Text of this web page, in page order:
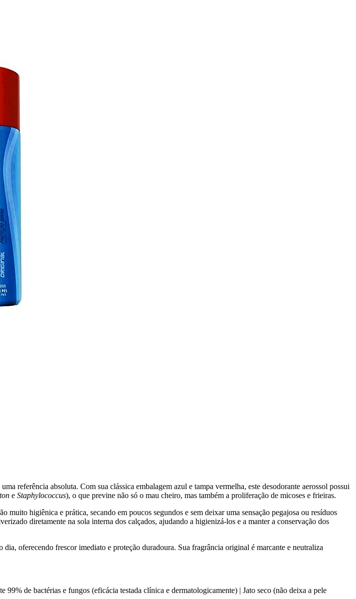
referência absoluta. Com sua clássica embalagem azul e tampa vermelha, este desodorante aerossol possui
e Staphylococcus), o que previne não só o mau cheiro, mas também a proliferação de micoses e frieiras.
higiênica e prática, secando em poucos segundos e sem deixar uma sensação pegajosa ou resíduos
diretamente na sola interna dos calçados, ajudando a higienizá-los e a manter a conservação dos
oferecendo frescor imediato e proteção duradoura. Sua fragrância original é marcante e neutraliza
99% de bactérias e fungos (eficácia testada clínica e dermatologicamente) | Jato seco (não deixa a pele